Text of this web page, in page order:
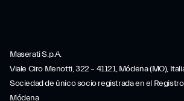
Maserati S.p.A.
Viale Ciro Menotti, 322 – 41121, Módena (MO),
Sociedad de único socio registrada en el
Módena